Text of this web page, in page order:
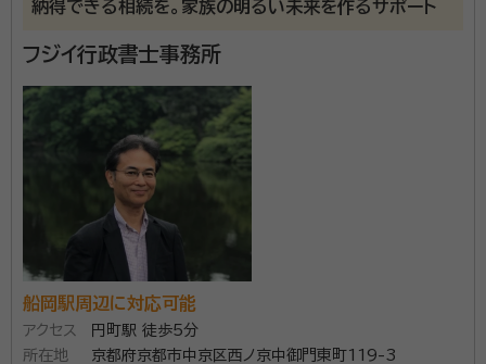
事務所口コミ（抜粋）：
account_circle 満足度 3.0
ご利用時期：2025/5
面談の感想
自宅まで来ていただき、無料相談をしました。他に宛もなかったのでその
場で契約しました。
契約後の感想
こちらからの問い合わせには一応回答はしていただきましたが、あまり
解りやすいものとは言えませんでした。また、見積もり時の金額と、請求額
に大幅な違いがあり、納得できるものではありませんでした。
京都市西京区で行政書士をしている齊藤武時（さいと
う たけはる）です。 相続に関する相談を年間100件以
納得できる相続を。家族の明るい未来を作るサポート
フジイ行政書士事務所
船岡駅周辺に対応可能
アクセス
円町駅 徒歩5分
所在地
京都府京都市中京区西ノ京中御門東町119-3